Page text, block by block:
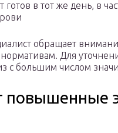
готов в тот же день, в
обращает
Для
с большим числом
повышенные